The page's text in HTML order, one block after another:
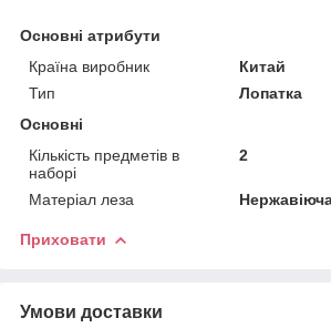
Основні атрибути
Країна виробник
Китай
Тип
Лопатка
Основні
Кількість предметів в
наборі
2
Матеріал леза
Приховати
Умови доставки